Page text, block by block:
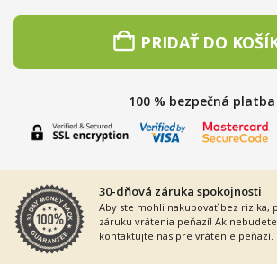
PRIDAŤ DO
100 % bezpečná platba
30-dňová záruka spokojnosti
Aby ste mohli nakupovať bez rizika,
záruku vrátenia peňazí! Ak
kontaktujte nás pre vrátenie peňazí.